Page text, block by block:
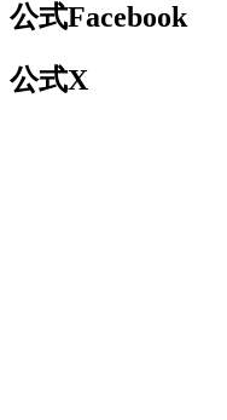
公式Facebook
公式X